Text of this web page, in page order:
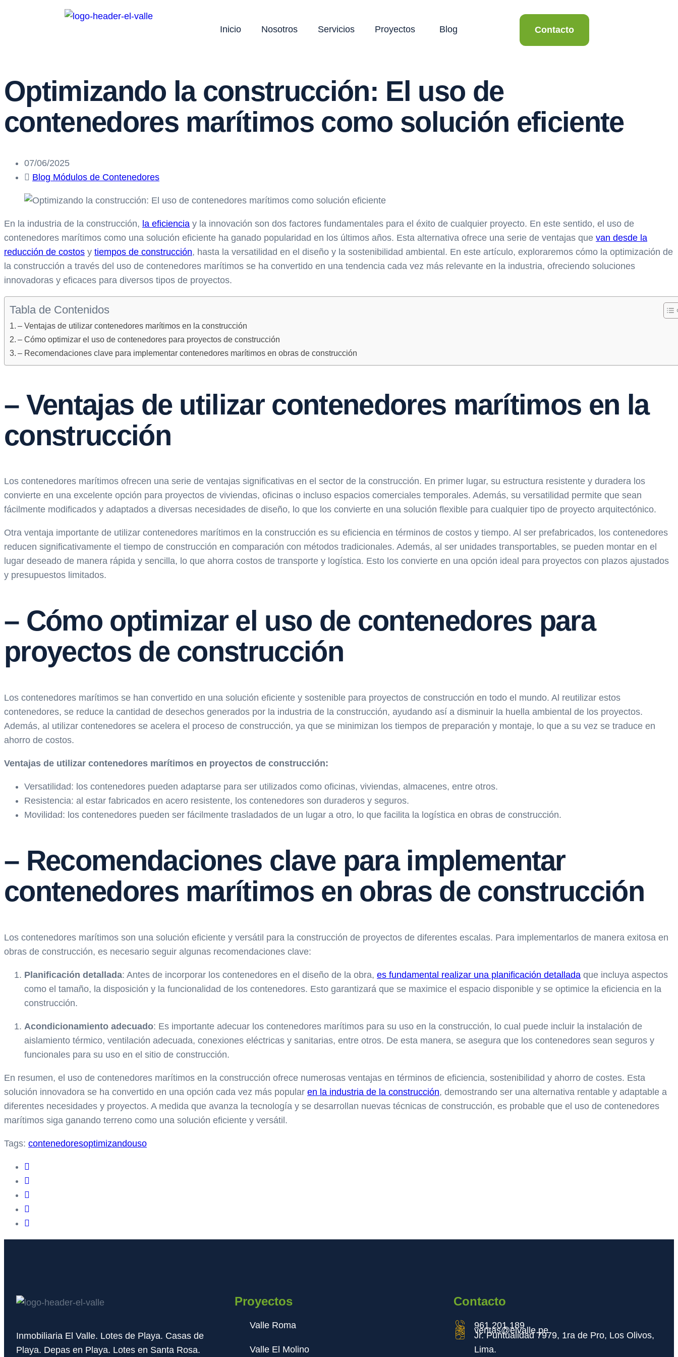
Inicio Nosotros Servicios Proyectos Blog Contacto
Optimizando la construcción: El uso de
contenedores marítimos como solución eficiente
07/06/2025
Blog Módulos de Contenedores
En la industria de la construcción, la eficiencia y la innovación son dos factores fundamentales para el éxito de cualquier proyecto. En este sentido, el uso de
contenedores marítimos como una solución eficiente ha ganado popularidad en los últimos años. Esta alternativa ofrece una serie de ventajas que van desde la
reducción de costos y tiempos de construcción, hasta la versatilidad en el diseño y la sostenibilidad ambiental. En este artículo, exploraremos cómo la optimización de
la construcción a través del uso de contenedores marítimos se ha convertido en una tendencia cada vez más relevante en la industria, ofreciendo soluciones
innovadoras y eficaces para diversos tipos de proyectos.
Tabla de Contenidos
– Ventajas de utilizar contenedores marítimos en la construcción
– Cómo optimizar el uso de contenedores para proyectos de construcción
– Recomendaciones clave para implementar contenedores marítimos en obras de construcción
– Ventajas de utilizar contenedores marítimos en la
construcción
Los contenedores marítimos ofrecen una serie de ventajas significativas en el sector de la construcción. En primer lugar, su estructura resistente y duradera los
convierte en una excelente opción para proyectos de viviendas, oficinas o incluso espacios comerciales temporales. Además, su versatilidad permite que sean
fácilmente modificados y adaptados a diversas necesidades de diseño, lo que los convierte en una solución flexible para cualquier tipo de proyecto arquitectónico.
Otra ventaja importante de utilizar contenedores marítimos en la construcción es su eficiencia en términos de costos y tiempo. Al ser prefabricados, los contenedores
reducen significativamente el tiempo de construcción en comparación con métodos tradicionales. Además, al ser unidades transportables, se pueden montar en el
lugar deseado de manera rápida y sencilla, lo que ahorra costos de transporte y logística. Esto los convierte en una opción ideal para proyectos con plazos ajustados
y presupuestos limitados.
– Cómo optimizar el uso de contenedores para
proyectos de construcción
Los contenedores marítimos se han convertido en una solución eficiente y sostenible para proyectos de construcción en todo el mundo. Al reutilizar estos
contenedores, se reduce la cantidad de desechos generados por la industria de la construcción, ayudando así a disminuir la huella ambiental de los proyectos.
Además, al utilizar contenedores se acelera el proceso de construcción, ya que se minimizan los tiempos de preparación y montaje, lo que a su vez se traduce en
ahorro de costos.
Ventajas de utilizar contenedores marítimos en proyectos de construcción:
Versatilidad: los contenedores pueden adaptarse para ser utilizados como oficinas, viviendas, almacenes, entre otros.
Resistencia: al estar fabricados en acero resistente, los contenedores son duraderos y seguros.
Movilidad: los contenedores pueden ser fácilmente trasladados de un lugar a otro, lo que facilita la logística en obras de construcción.
– Recomendaciones clave para implementar
contenedores marítimos en obras de construcción
Los contenedores marítimos son una solución eficiente y versátil para la construcción de proyectos de diferentes escalas. Para implementarlos de manera exitosa en
obras de construcción, es necesario seguir algunas recomendaciones clave:
Planificación detallada: Antes de incorporar los contenedores en el diseño de la obra, es fundamental realizar una planificación detallada que incluya aspectos
como el tamaño, la disposición y la funcionalidad de los contenedores. Esto garantizará que se maximice el espacio disponible y se optimice la eficiencia en la
construcción.
Acondicionamiento adecuado: Es importante adecuar los contenedores marítimos para su uso en la construcción, lo cual puede incluir la instalación de
aislamiento térmico, ventilación adecuada, conexiones eléctricas y sanitarias, entre otros. De esta manera, se asegura que los contenedores sean seguros y
funcionales para su uso en el sitio de construcción.
En resumen, el uso de contenedores marítimos en la construcción ofrece numerosas ventajas en términos de eficiencia, sostenibilidad y ahorro de costes. Esta
solución innovadora se ha convertido en una opción cada vez más popular en la industria de la construcción, demostrando ser una alternativa rentable y adaptable a
diferentes necesidades y proyectos. A medida que avanza la tecnología y se desarrollan nuevas técnicas de construcción, es probable que el uso de contenedores
marítimos siga ganando terreno como una solución eficiente y versátil.
Tags: contenedoresoptimizandouso
Inmobiliaria El Valle. Lotes de Playa. Casas de
Playa. Depas en Playa. Lotes en Santa Rosa.
Proyectos
Valle Roma
Valle El Molino
Contacto
961 201 189
ventas@elvalle.pe
Jr. Puntualidad 7979, 1ra de Pro, Los Olivos,
Lima.